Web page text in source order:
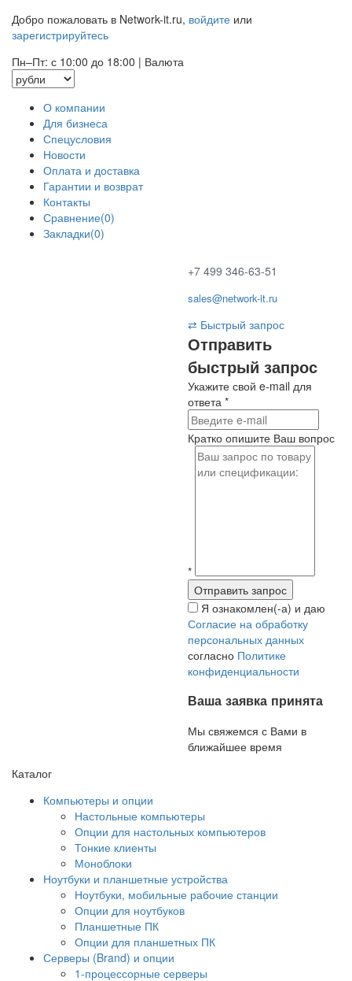
Добро пожаловать в Network-it.ru, войдите или
зарегистрируйтесь
Пн–Пт: с 10:00 до 18:00 | Валюта
О компании
Для бизнеса
Спецусловия
Новости
Оплата и доставка
Гарантии и возврат
Контакты
Сравнение(0)
Закладки(0)
+7 499 346-63-51
sales@network-it.ru
⇄ Быстрый запрос
Отправить
быстрый запрос
Укажите свой e-mail для
ответа *
Кратко опишите Ваш вопрос
*
Я ознакомлен(-а) и даю
Согласие на обработку
персональных данных
согласно Политике
конфиденциальности
Ваша заявка принята
Мы свяжемся с Вами в
ближайшее время
Каталог
Компьютеры и опции
Настольные компьютеры
Опции для настольных компьютеров
Тонкие клиенты
Моноблоки
Ноутбуки и планшетные устройства
Ноутбуки, мобильные рабочие станции
Опции для ноутбуков
Планшетные ПК
Опции для планшетных ПК
Серверы (Brand) и опции
1-процессорные серверы